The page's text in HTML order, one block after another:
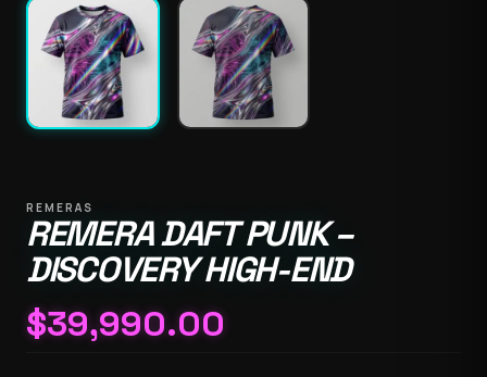
REMERAS
REMERA DAFT PUNK –
DISCOVERY HIGH-END
$39,990.00